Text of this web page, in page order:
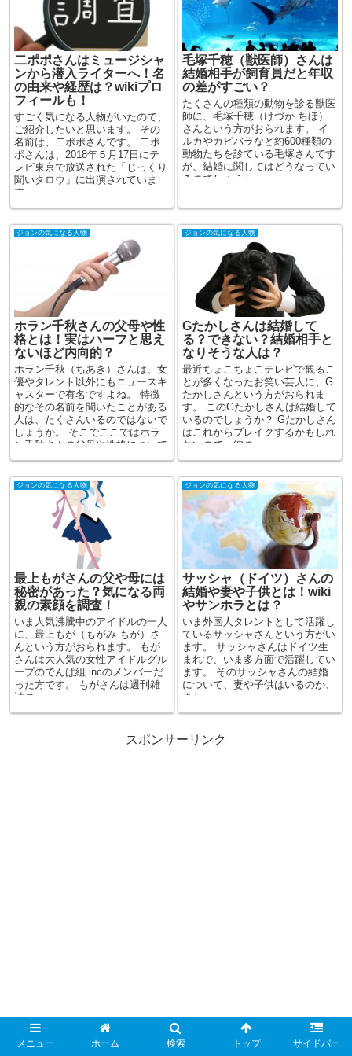
二ポポさんはミュージシャ
ンから潜入ライターへ！名
の由来や経歴は？wikiプロ
フィールも！
すごく気になる人物がいたので、
ご紹介したいと思います。 その
名前は、二ポポさんです。 二ポ
ポさんは、2018年５月17日にテ
レビ東京で放送された「じっくり
聞いタロウ」に出演されていま
す。 ...
毛塚千穂（獣医師）さんは
結婚相手が飼育員だと年収
の差がすごい？
たくさんの種類の動物を診る獣医
師に、毛塚千穂（けづか ちほ）
さんという方がおられます。 イ
ルカやカピバラなど約600種類の
動物たちを診ている毛塚さんです
が、結婚に関してはどうなってい
るのでしょうか。 ...
ジョンの気になる人物
ホラン千秋さんの父母や性
格とは！実はハーフと思え
ないほど内向的？
ホラン千秋（ちあき）さんは、女
優やタレント以外にもニュースキ
ャスターで有名ですよね。 特徴
的なその名前を聞いたことがある
人は、たくさんいるのではないで
しょうか。 そこでここではホラ
ン千秋さんの父母や性格について
ジョンの気になる人物
Gたかしさんは結婚して
る？できない？結婚相手と
なりそうな人は？
最近ちょこちょこテレビで観るこ
とが多くなったお笑い芸人に、G
たかしさんという方がおられま
す。 このGたかしさんは結婚して
いるのでしょうか？ Gたかしさん
はこれからブレイクするかもしれ
ないので、彼の...
ジョンの気になる人物
最上もがさんの父や母には
秘密があった？気になる両
親の素顔を調査！
いま人気沸騰中のアイドルの一人
に、最上もが（もがみ もが）さ
んという方がおられます。 もが
さんは大人気の女性アイドルグル
ープのでんぱ組.incのメンバーだ
った方です。 もがさんは週刊雑
誌の...
ジョンの気になる人物
サッシャ（ドイツ）さんの
結婚や妻や子供とは！wiki
やサンホラとは？
いま外国人タレントとして活躍し
ているサッシャさんという方がい
ます。 サッシャさんはドイツ生
まれで、いま多方面で活躍してい
ます。 そのサッシャさんの結婚
について、妻や子供はいるのか、
また、w...
スポンサーリンク
メニュー ホーム 検索 トップ サイドバー